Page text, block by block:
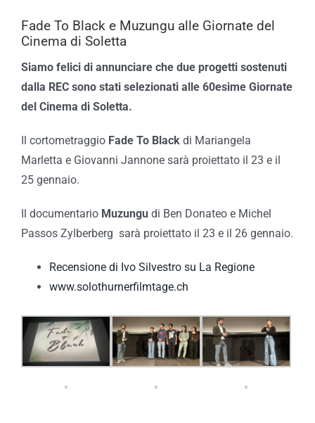
Fade To Black e Muzungu alle Giornate del
Cinema di Soletta
Siamo felici di annunciare che due progetti sostenuti
dalla REC sono stati selezionati alle 60esime Giornate
del Cinema di Soletta.
Il cortometraggio Fade To Black di Mariangela
Marletta e Giovanni Jannone sarà proiettato il 23 e il
25 gennaio.
Il documentario Muzungu di Ben Donateo e Michel
Passos Zylberberg sarà proiettato il 23 e il 26 gennaio.
Recensione di Ivo Silvestro su La Regione
www.solothurnerfilmtage.ch